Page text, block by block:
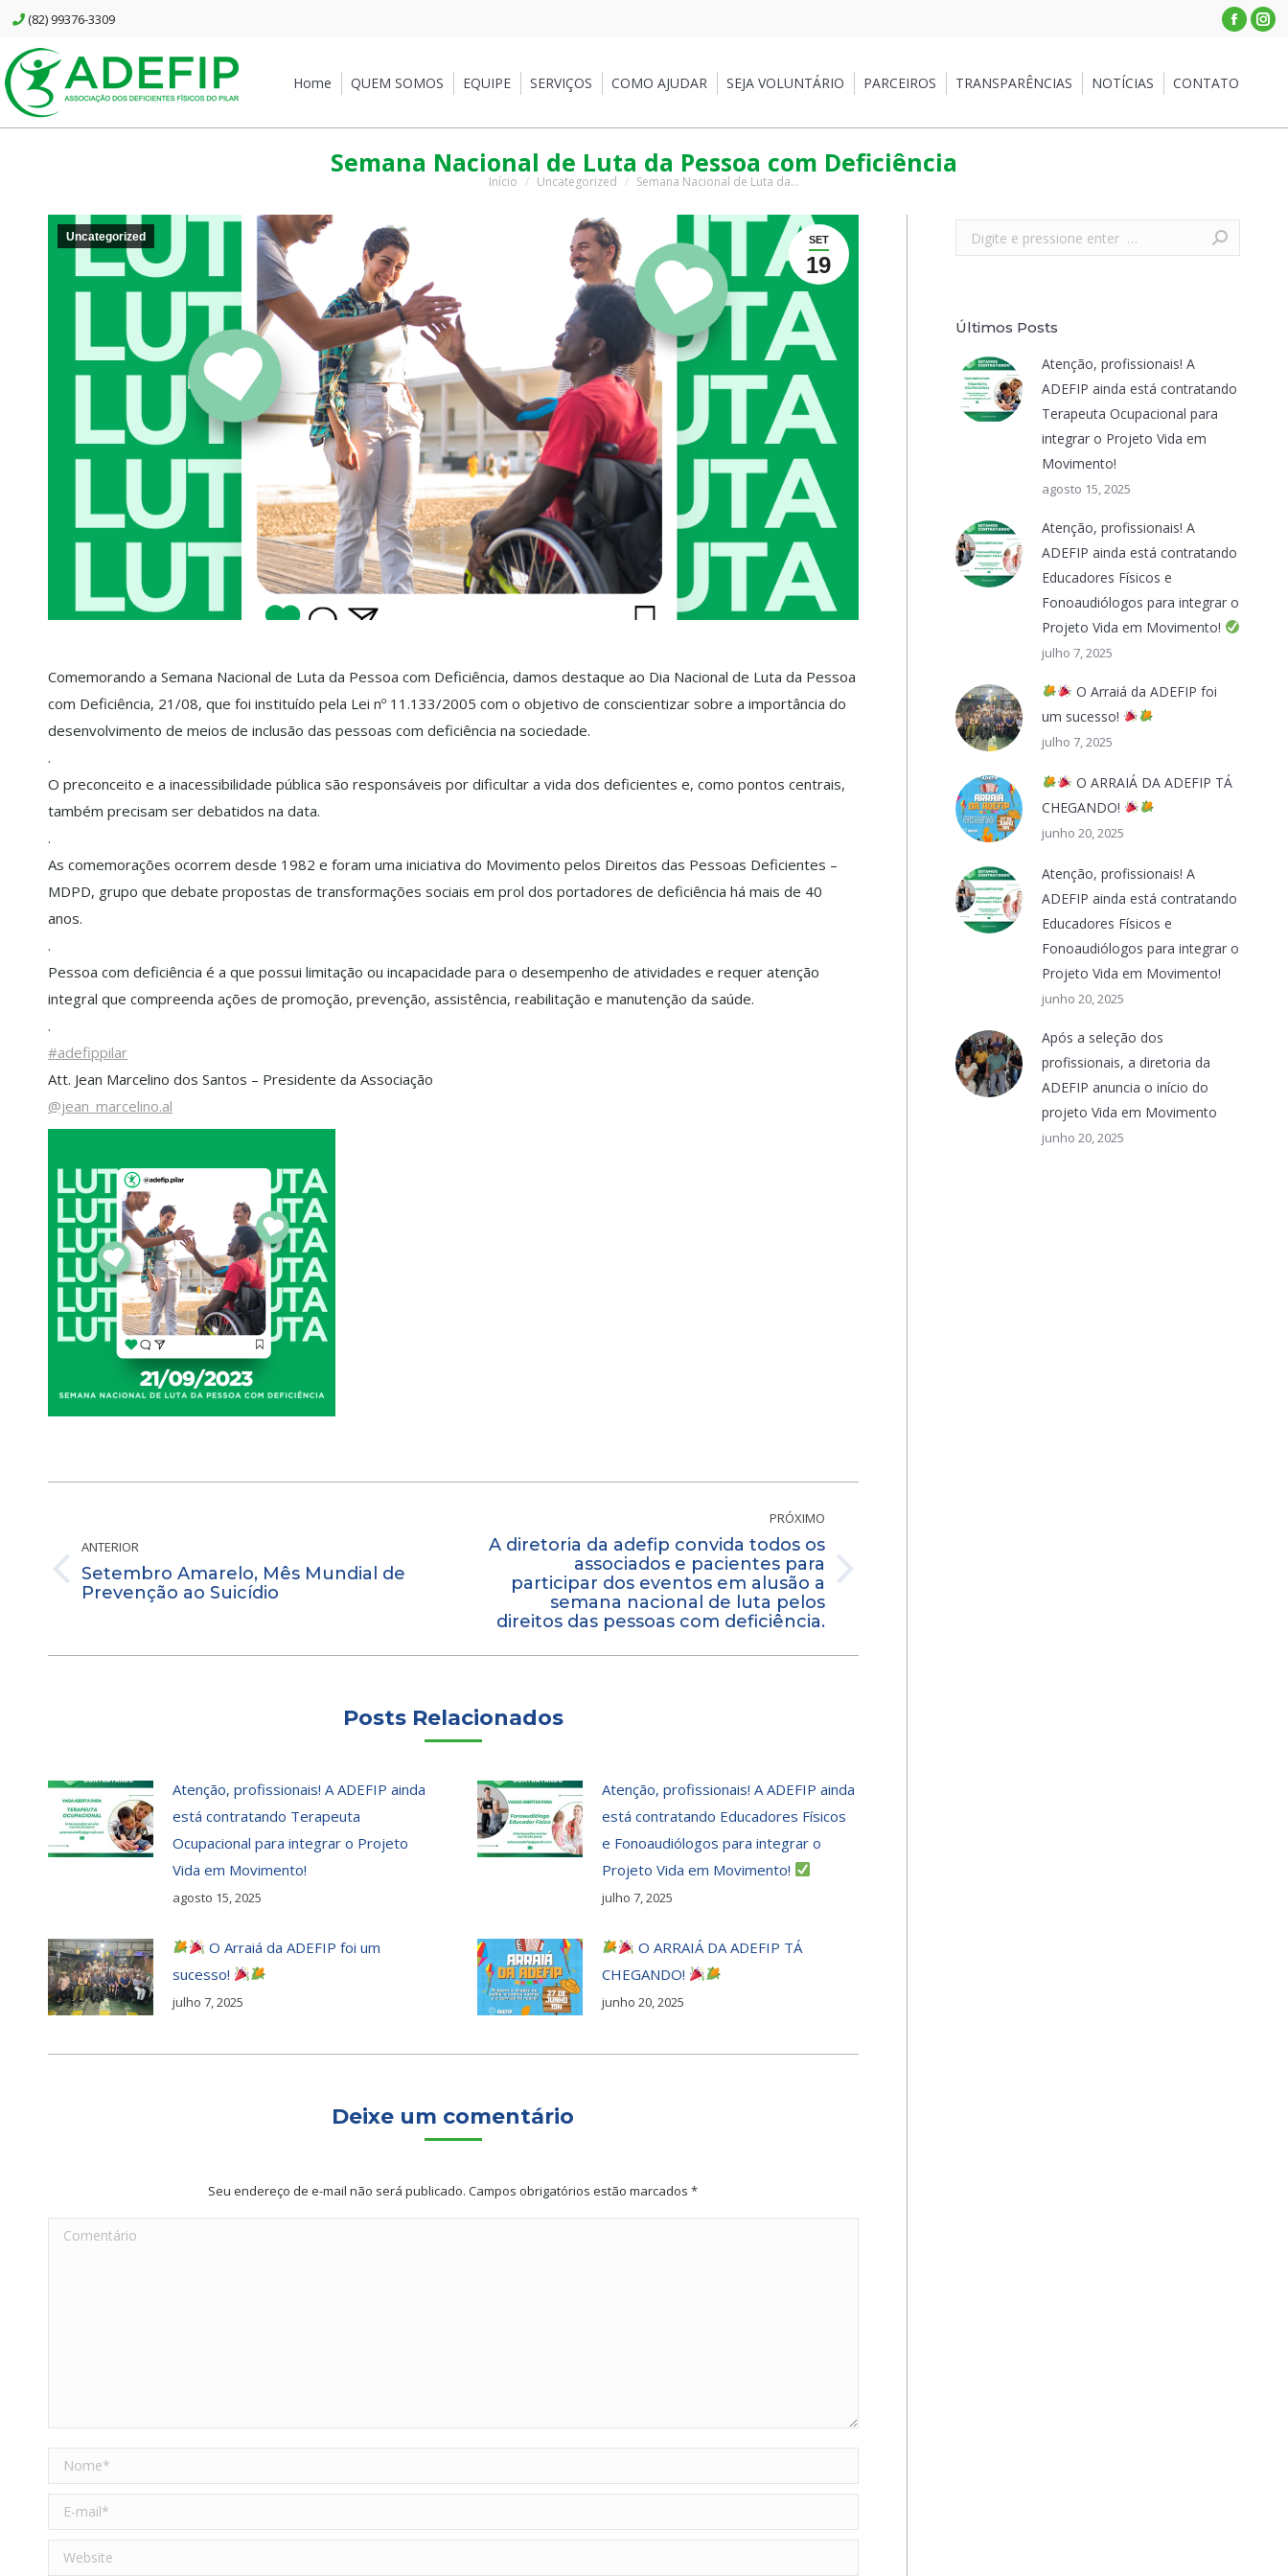
(82) 99376-3309
Home QUEM SOMOS EQUIPE SERVIÇOS COMO AJUDAR SEJA VOLUNTÁRIO PARCEIROS TRANSPARÊNCIAS NOTÍCIAS CONTATO
Semana Nacional de Luta da Pessoa com Deficiência
Você está aqui:
Início Uncategorized Semana Nacional de Luta da…
SET
19
Uncategorized
Comemorando a Semana Nacional de Luta da Pessoa com Deficiência, damos destaque ao Dia Nacional de Luta da Pessoa
com Deficiência, 21/08, que foi instituído pela Lei nº 11.133/2005 com o objetivo de conscientizar sobre a importância do
desenvolvimento de meios de inclusão das pessoas com deficiência na sociedade.
.
O preconceito e a inacessibilidade pública são responsáveis por dificultar a vida dos deficientes e, como pontos centrais,
também precisam ser debatidos na data.
.
As comemorações ocorrem desde 1982 e foram uma iniciativa do Movimento pelos Direitos das Pessoas Deficientes –
MDPD, grupo que debate propostas de transformações sociais em prol dos portadores de deficiência há mais de 40
anos.
.
Pessoa com deficiência é a que possui limitação ou incapacidade para o desempenho de atividades e requer atenção
integral que compreenda ações de promoção, prevenção, assistência, reabilitação e manutenção da saúde.
.
#adefippilar
Att. Jean Marcelino dos Santos – Presidente da Associação
@jean_marcelino.al
post:
ANTERIOR
Post
Setembro Amarelo, Mês Mundial de
Prevenção ao Suicídio
PRÓXIMO
Próximo
A diretoria da adefip convida todos os
associados e pacientes para
participar dos eventos em alusão a
semana nacional de luta pelos
direitos das pessoas com deficiência.
Posts Relacionados
Atenção, profissionais! A ADEFIP ainda
está contratando Terapeuta
Ocupacional para integrar o Projeto
Vida em Movimento!
agosto 15, 2025
Atenção, profissionais! A ADEFIP ainda
está contratando Educadores Físicos
e Fonoaudiólogos para integrar o
Projeto Vida em Movimento!
julho 7, 2025
O Arraiá da ADEFIP foi um
sucesso!
julho 7, 2025
O ARRAIÁ DA ADEFIP TÁ
CHEGANDO!
junho 20, 2025
Deixe um comentário
Seu endereço de e-mail não será publicado. Campos obrigatórios estão marcados*
Comentário
Nome *
E-mail *
Website
Search:
Últimos Posts
Atenção, profissionais! A
ADEFIP ainda está contratando
Terapeuta Ocupacional para
integrar o Projeto Vida em
Movimento!
agosto 15, 2025
Atenção, profissionais! A
ADEFIP ainda está contratando
Educadores Físicos e
Fonoaudiólogos para integrar o
Projeto Vida em Movimento!
julho 7, 2025
O Arraiá da ADEFIP foi
um sucesso!
julho 7, 2025
O ARRAIÁ DA ADEFIP TÁ
CHEGANDO!
junho 20, 2025
Atenção, profissionais! A
ADEFIP ainda está contratando
Educadores Físicos e
Fonoaudiólogos para integrar o
Projeto Vida em Movimento!
junho 20, 2025
Após a seleção dos
profissionais, a diretoria da
ADEFIP anuncia o início do
projeto Vida em Movimento
junho 20, 2025